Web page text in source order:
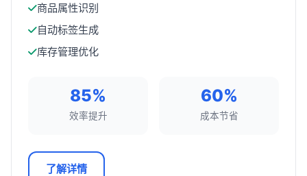
商品属性识别
自动标签生成
库存管理优化
85%
效率提升
60%
成本节省
了解详情